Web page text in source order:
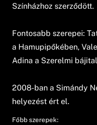
Színházhoz szerződött.
Fontosabb szerepei:
a Hamupipőkében,
Adina a Szerelmi
2008-ban a Simándy
helyezést ért el.
Főbb szerepek: